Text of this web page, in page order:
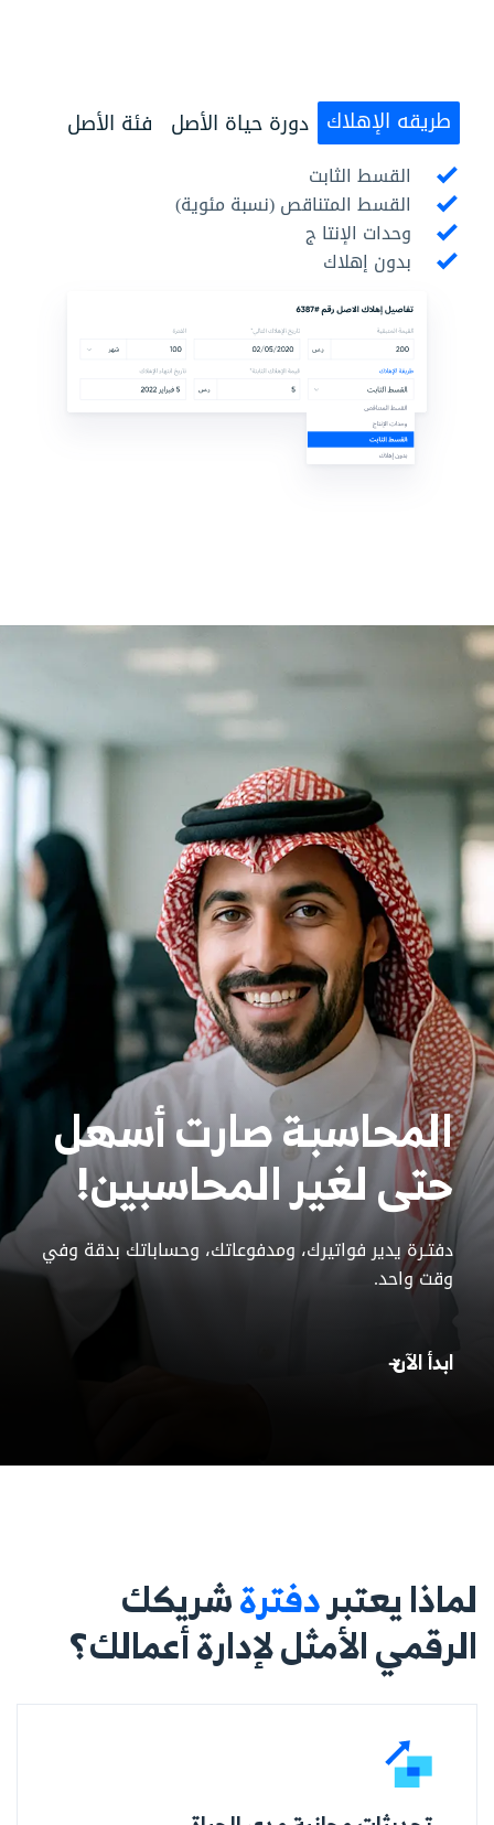
طريقه الإهلاك دورة حياة الأصل فئة الأصل
القسط الثابت
القسط المتناقص (نسبة مئوية)
وحدات الإنتا ج
بدون إهلاك
المحاسبة صارت أسهل
حتى لغير المحاسبين!
دفتـرة يدير فواتيرك، ومدفوعاتك، وحساباتك بدقة وفي
وقت واحد.
ابدأ الآن
لماذا يعتبردفترةشريكك
الرقمي الأمثل لإدارة أعمالك؟